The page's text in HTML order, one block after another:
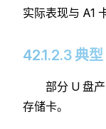
实际表现与 A1
42.1.2.3 典
部分 U 盘
存储卡。